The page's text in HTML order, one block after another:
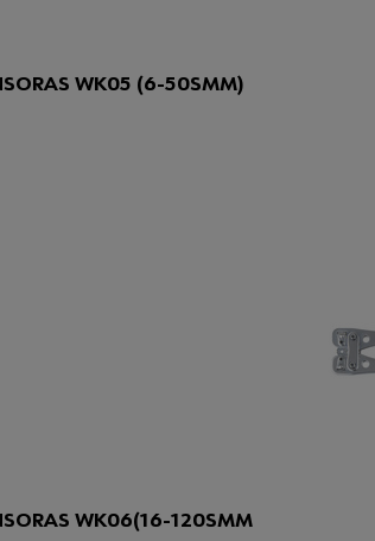
WK05 (6-50SMM)
WK06(16-120SMM